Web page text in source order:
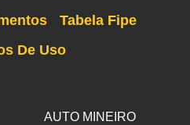
Tabela Fipe
De Uso
AUTO MINEIRO